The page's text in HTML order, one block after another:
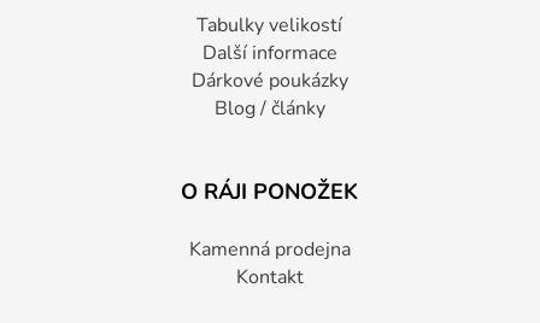
Tabulky velikostí
Další informace
Dárkové poukázky
Blog / články
O RÁJI PONOŽEK
Kamenná prodejna
Kontakt